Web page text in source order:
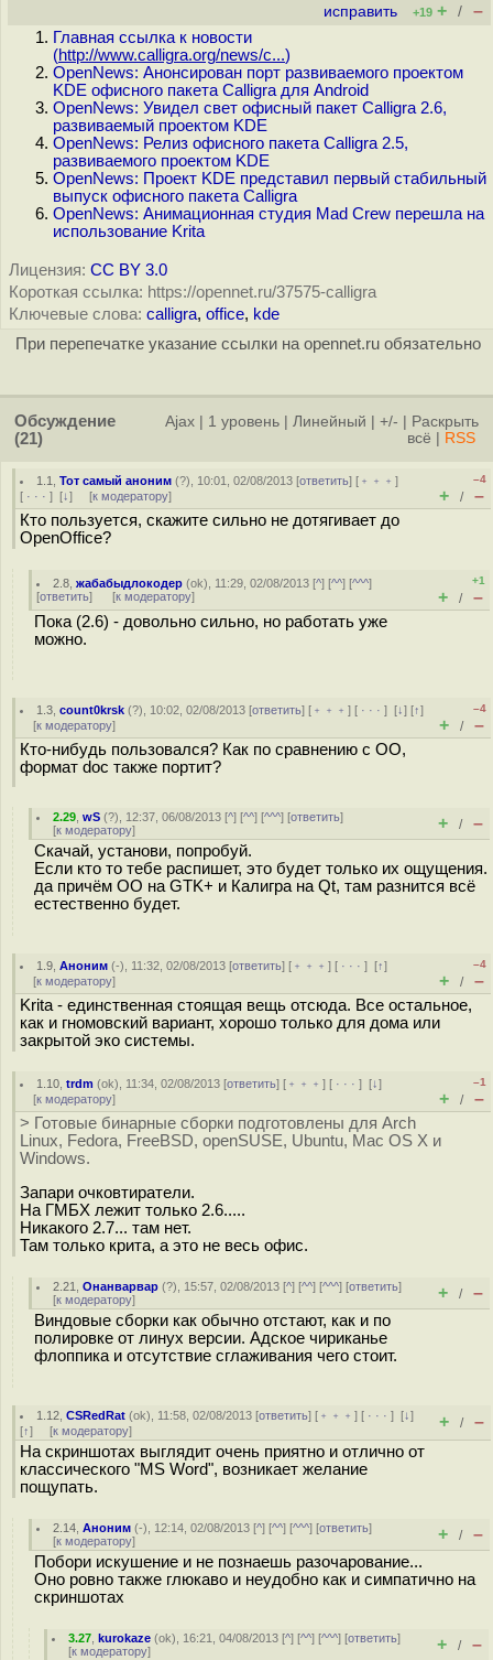
исправить +19 + / –
Главная ссылка к новости
(http://www.calligra.org/news/c...)
OpenNews: Анонсирован порт развиваемого проектом
KDE офисного пакета Calligra для Android
OpenNews: Увидел свет офисный пакет Calligra 2.6,
развиваемый проектом KDE
OpenNews: Релиз офисного пакета Calligra 2.5,
развиваемого проектом KDE
OpenNews: Проект KDE представил первый стабильный
выпуск офисного пакета Calligra
OpenNews: Анимационная студия Mad Crew перешла на
использование Krita
Лицензия: CC BY 3.0
Короткая ссылка: https://opennet.ru/37575-calligra
Ключевые слова: calligra, office, kde
При перепечатке указание ссылки на opennet.ru обязательно
Обсуждение
(21)
Ajax 1 уровень Линейный +/-
Раскрыть
всё
RSS
1.1 ,Тот самый аноним (?), 10:01, 02/08/2013 [ответить] [ ﹢﹢﹢]
[ · · · ] [↓] [к модератору]
–4
+ / –
Кто пользуется, скажите сильно не дотягивает до
OpenOffice?
2.8 ,жабабыдлокодер (ok), 11:29, 02/08/2013 [^] [^^] [^^^]
[ответить] [к модератору]
+1
+ / –
Пока (2.6) - довольно сильно, но работать уже
можно.
1.3 ,count0krsk (?), 10:02, 02/08/2013 [ответить] [ ﹢﹢﹢] [ · · ·][↓] [↑]
[к модератору]
–4
+ / –
Кто-нибудь пользовался? Как по сравнению с ОО,
формат doc также портит?
2.29 ,wS (?), 12:37, 06/08/2013 [^] [^^] [^^^] [ответить]
[к модератору] + / –
Скачай, установи, попробуй.
Если кто то тебе распишет, это будет только их ощущения.
да причём OO на GTK+ и Калигра на Qt, там разнится всё
естественно будет.
1.9 ,Аноним (-), 11:32, 02/08/2013 [ответить] [ ﹢﹢﹢] [ · · ·][↑]
[к модератору]
–4
+ / –
Krita - единственная стоящая вещь отсюда. Все остальное,
как и гномовский вариант, хорошо только для дома или
закрытой эко системы.
1.10 ,trdm (ok), 11:34, 02/08/2013 [ответить] [ ﹢﹢﹢] [ · · ·][↓]
[к модератору]
–1
+ / –
> Готовые бинарные сборки подготовлены для Arch
Linux, Fedora, FreeBSD, openSUSE, Ubuntu, Mac OS X и
Windows.
Запари очковтиратели.
На ГМБХ лежит только 2.6.....
Никакого 2.7... там нет.
Там только крита, а это не весь офис.
2.21 ,Онанварвар (?), 15:57, 02/08/2013 [^] [^^] [^^^] [ответить]
[к модератору] + / –
Виндовые сборки как обычно отстают, как и по
полировке от линух версии. Адское чириканье
флоппика и отсутствие сглаживания чего стоит.
1.12 ,CSRedRat (ok), 11:58, 02/08/2013 [ответить] [ ﹢﹢﹢] [ · · ·][↓]
[↑] [к модератору] + / –
На скриншотах выглядит очень приятно и отлично от
классического "MS Word", возникает желание
пощупать.
2.14 ,Аноним (-), 12:14, 02/08/2013 [^] [^^] [^^^] [ответить]
[к модератору] + / –
Побори искушение и не познаешь разочарование...
Оно ровно также глюкаво и неудобно как и симпатично на
скриншотах
3.27 ,kurokaze (ok), 16:21, 04/08/2013 [^] [^^] [^^^] [ответить]
[к модератору] + / –